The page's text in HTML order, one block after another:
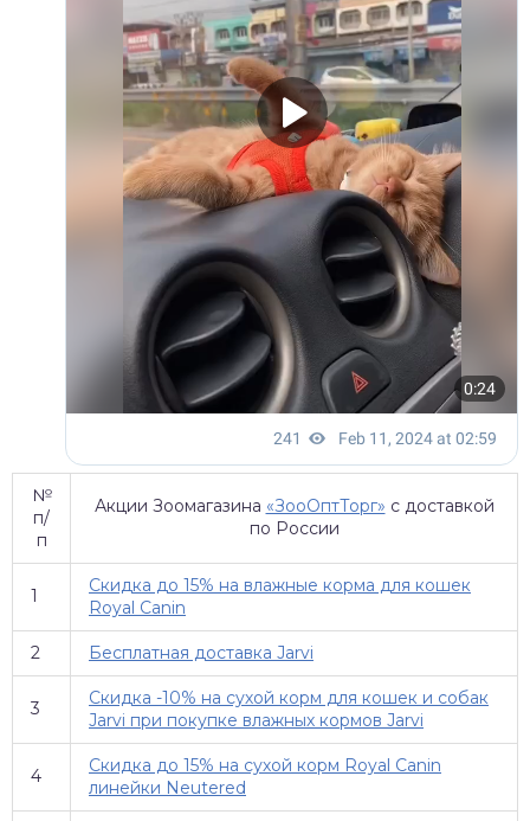
№
п/
п
Акции Зоомагазина «ЗооОптТорг» с доставкой
по России
1
Скидка до 15% на влажные корма для кошек
Royal Canin
2 Бесплатная доставка Jarvi
3
Скидка -10% на сухой корм для кошек и собак
Jarvi при покупке влажных кормов Jarvi
4
Скидка до 15% на сухой корм Royal Canin
линейки Neutered